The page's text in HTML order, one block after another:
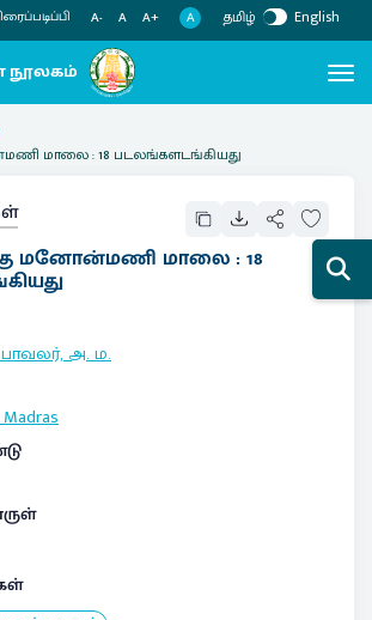
A- A A+ A தமிழ் English
மாலை : 18 படலங்களடங்கியது
மனோன்மணி மாலை : 18
அ. ம.
Madras